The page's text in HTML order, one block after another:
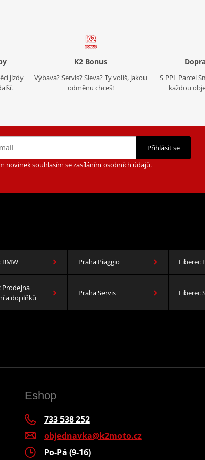
jízdy
K2 Bonus
Výbava? Servis? Sleva? Ty volíš, jakou
odměnu chceš!
S PPL Parcel
každou
Přihlásit se
novinek souhlasím se zasíláním osobních údajů.
BMW Praha Piaggio Liberec
Prodejna
a doplňků
Praha Servis Liberec
Eshop
733 538 252
objednavka@k2moto.cz
Po-Pá (9-16)